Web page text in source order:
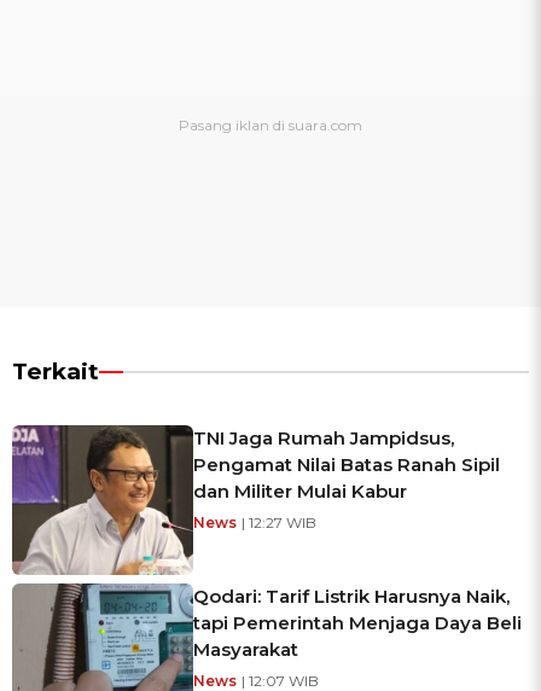
Terkait
TNI Jaga Rumah Jampidsus,
Pengamat Nilai Batas Ranah Sipil
dan Militer Mulai Kabur
News | 12:27 WIB
Qodari: Tarif Listrik Harusnya Naik,
tapi Pemerintah Menjaga Daya Beli
Masyarakat
News | 12:07 WIB